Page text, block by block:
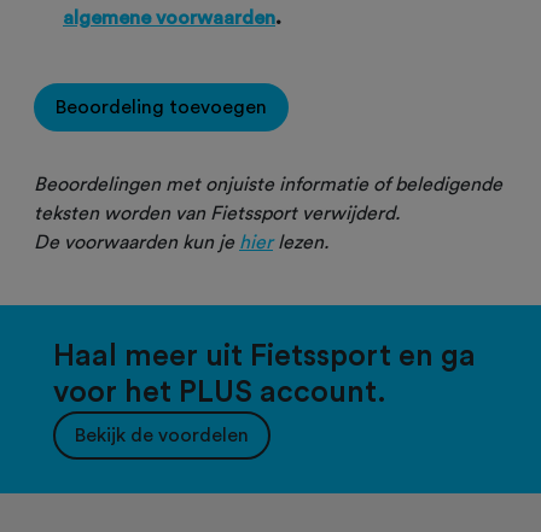
algemene voorwaarden.
Beoordeling toevoegen
Beoordelingen met onjuiste informatie of beledigende
teksten worden van Fietssport verwijderd.
De voorwaarden kun je hierlezen.
Haal meer uit Fietssport en ga
voor het PLUS account.
Bekijk de voordelen